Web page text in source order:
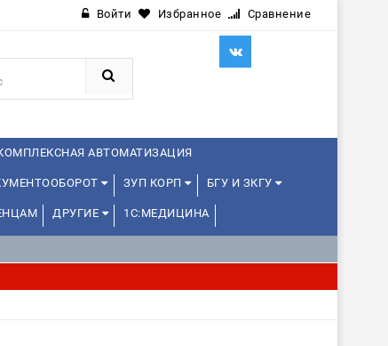
Войти Избранное Сравнение
АВТОМАТИЗАЦИЯ
ЗУП КОРП БГУ И ЗКГУ
ДРУГИЕ 1С:МЕДИЦИНА